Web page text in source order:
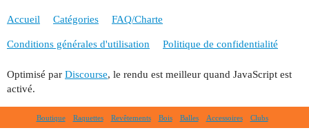
Accueil Catégories FAQ/Charte
Conditions générales d'utilisation Politique de confidentialité
Optimisé par Discourse, le rendu est meilleur quand JavaScript est
activé.
Boutique Raquettes Revêtements Bois Balles Accessoires Clubs